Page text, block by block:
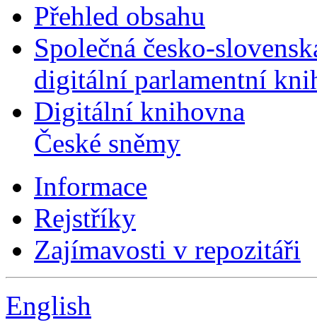
Přehled obsahu
Společná česko-
digitální parlamentní
Digitální knihovna
České sněmy
Informace
Rejstříky
Zajímavosti v repozitáři
English